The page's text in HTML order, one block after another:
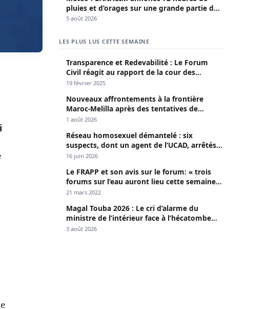
Réseau homosexuel démantelé : six
suspects, dont un agent de l’UCAD, arrêtés à
Le FRAPP et son avis sur le forum: « trois
forums sur l’eau auront lieu cette semaine à
Dakar »
21 mars 2022
Magal Touba 2026 : Le cri d’alarme du
ministre de l’intérieur face à l’hécatombe
routière
3 août 2026